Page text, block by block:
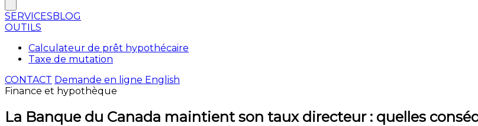
SERVICESBLOG
OUTILS
Calculateur de prêt hypothécaire
Taxe de mutation
CONTACT Demande en ligne English
Finance et hypothèque
La Banque du Canada maintient son taux directeur : quelles